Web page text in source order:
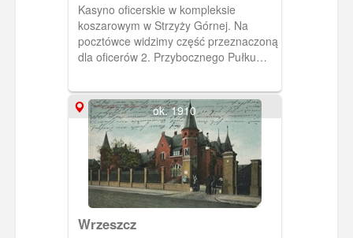
Kasyno oficerskie w kompleksie
koszarowym w Strzyży Górnej. Na
pocztówce widzimy część przeznaczoną
dla oficerów 2. Przybocznego Pułku
tej jednostki z Poznania do Wrzeszcza.
ok. 1910
Wrzeszcz